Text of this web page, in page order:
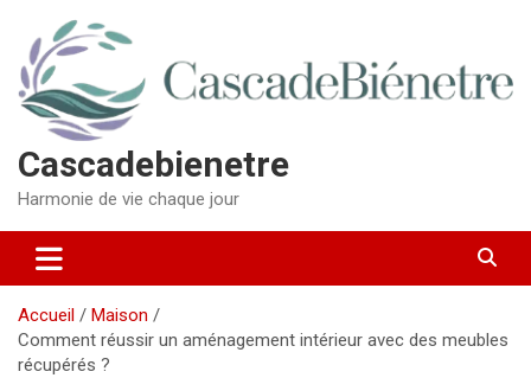
contenu
Cascadebienetre
Harmonie de vie chaque jour
Accueil
Maison
Comment réussir un aménagement intérieur avec des meubles
récupérés ?